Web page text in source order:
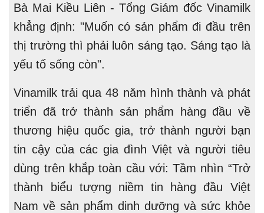
Bà Mai Kiều Liên - Tổng Giám đốc Vinamilk
khẳng định: "Muốn có sản phẩm đi đầu trên
thị trường thì phải luôn sáng tạo. Sáng tạo là
yếu tố sống còn".
Vinamilk trải qua 48 năm hình thành và phát
triển đã trở thành sản phẩm hàng đầu về
thương hiệu quốc gia, trở thành người bạn
tin cậy của các gia đình Việt và người tiêu
dùng trên khắp toàn cầu với: Tầm nhìn “Trở
thành biểu tượng niềm tin hàng đầu Việt
Nam về sản phẩm dinh dưỡng và sức khỏe